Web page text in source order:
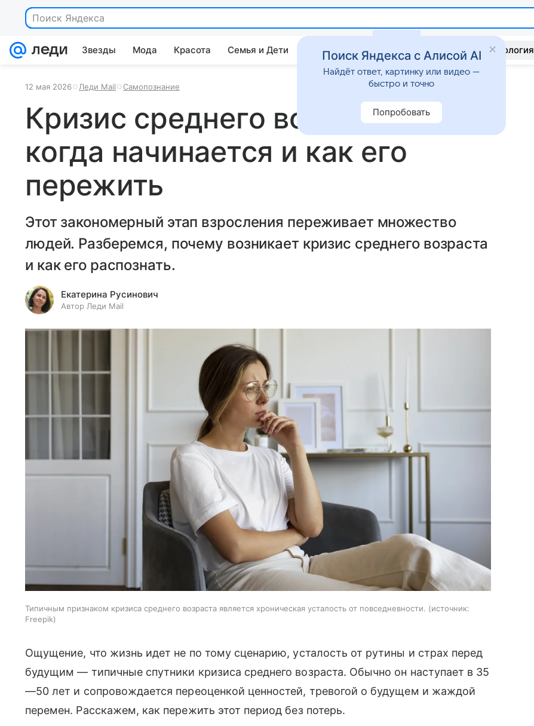
Поиск Яндекса
Звезды Мода Красота Семья и Дети Дом Гороскопы Стиль жизни Психология
12 мая 2026 Леди Mail Самопознание
Кризис среднего возраста:
когда начинается и как его
пережить
Этот закономерный этап взросления переживает множество
людей. Разберемся, почему возникает кризис среднего возраста
и как его распознать.
Екатерина Русинович
Автор Леди Mail
Типичным признаком кризиса среднего возраста является хроническая усталость от повседневности.
источник:
Freepik
Ощущение, что жизнь идет не по тому сценарию, усталость от рутины и страх перед
будущим — типичные спутники кризиса среднего возраста. Обычно он наступает в 35
—50 лет и сопровождается переоценкой ценностей, тревогой о будущем и жаждой
перемен. Расскажем, как пережить этот период без потерь.
Поиск Яндекса с Алисой AI
Найдёт ответ, картинку или видео —
быстро и точно
Попробовать